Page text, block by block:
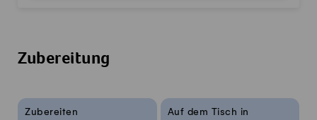
Zubereitung
Rezeptinfos
Zubereiten
Auf dem Tisch in